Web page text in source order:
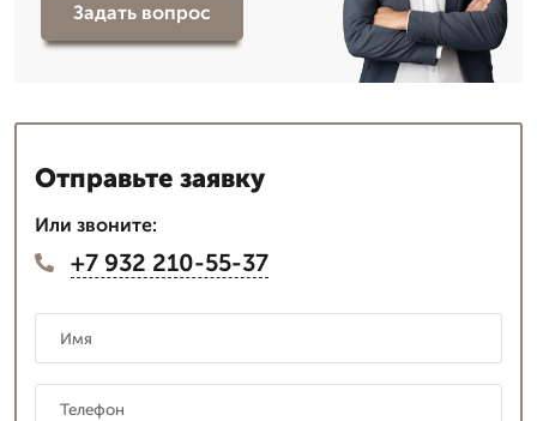
Задать вопрос
Отправьте заявку
Или звоните:
+7 932 210-55-37